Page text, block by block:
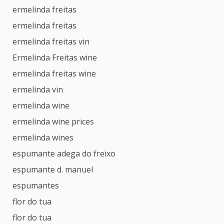
ermelinda freitas
ermelinda freitas
ermelinda freitas vin
Ermelinda Freitas wine
ermelinda freitas wine
ermelinda vin
ermelinda wine
ermelinda wine prices
ermelinda wines
espumante adega do freixo
espumante d. manuel
espumantes
flor do tua
flor do tua